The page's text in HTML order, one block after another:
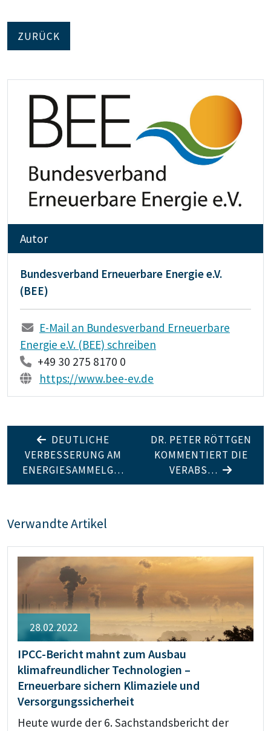
ZURÜCK
Autor
Bundesverband Erneuerbare Energie e.V.
(BEE)
E-Mail an Bundesverband Erneuerbare
Energie e.V. (BEE) schreiben
+49 30 275 8170 0
https://www.bee-ev.de
DEUTLICHE
VERBESSERUNG AM
ENERGIESAMMELG…
DR. PETER RÖTTGEN
KOMMENTIERT DIE
VERABS…
Verwandte Artikel
28.02.2022
IPCC-Bericht mahnt zum Ausbau
klimafreundlicher Technologien –
Erneuerbare sichern Klimaziele und
Versorgungssicherheit
Heute wurde der 6. Sachstandsbericht der